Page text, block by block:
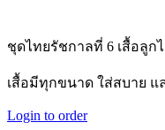
ชุดไทยรัชกาลที่ 6 เสื้อลูก
เสื้อมีทุกขนาด ใส่สบาย แ
Login to order